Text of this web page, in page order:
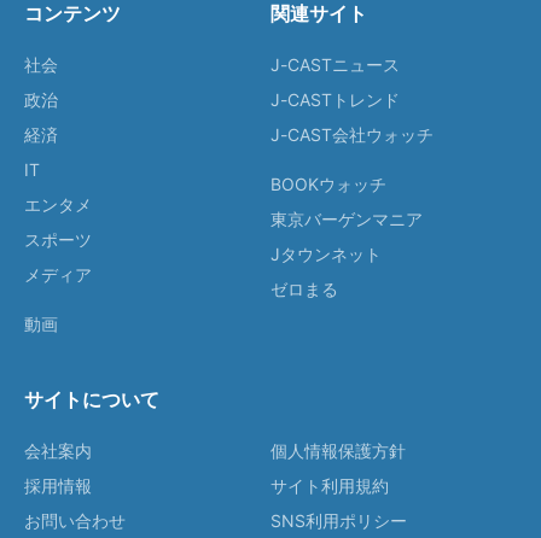
コンテンツ
社会
政治
経済
IT
エンタメ
スポーツ
メディア
動画
関連サイト
J-CASTニュース
J-CASTトレンド
J-CAST会社ウォッチ
BOOKウォッチ
東京バーゲンマニア
Jタウンネット
ゼロまる
サイトについて
会社案内
採用情報
お問い合わせ
個人情報保護方針
サイト利用規約
SNS利用ポリシー